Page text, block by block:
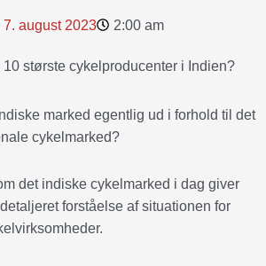
7. august 2023 2:00 am
marked egentlig ud i forhold til det
cykelmarked?
det indiske cykelmarked i dag giver
forståelse af situationen for